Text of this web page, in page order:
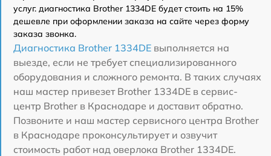
услуг. диагностика Brother 1334DE будет стоить на 15%
дешевле при оформлении заказа на сайте через форму
заказа звонка.
Диагностика Brother 1334DE выполняется на
выезде, если не требует специализированного
оборудования и сложного ремонта. В таких случаях
наш мастер привезет Brother 1334DE в сервис-
центр Brother в Краснодаре и доставит обратно.
Позвоните и наш мастер сервисного центра Brother
в Краснодаре проконсультирует и озвучит
стоимость работ над оверлока Brother 1334DE.